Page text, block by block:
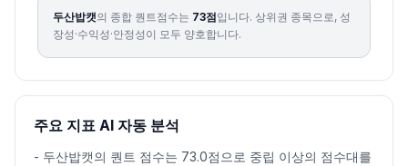
두산밥캣의 종합 퀀트점수는 73점입니다. 상위권 종목으로, 성
장성·수익성·안정성이 모두 양호합니다.
주요 지표 AI 자동 분석
- 두산밥캣의 퀀트 점수는 73.0점으로 중립 이상의 점수대를